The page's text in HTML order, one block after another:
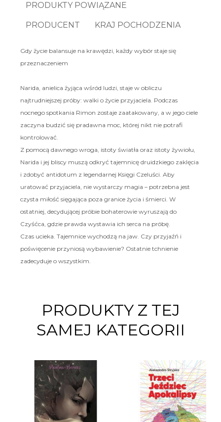
PRODUKTY POWIĄZANE
PRODUCENT KRAJ POCHODZENIA
Gdy życie balansuje na krawędzi, każdy wybór staje się
przeznaczeniem
Narida, anielica żyjąca wśród ludzi, staje w obliczu
najtrudniejszej próby: walki o życie przyjaciela. Podczas
nocnego spotkania Rimon zostaje zaatakowany, a w jego ciele
zaczyna budzić się pradawna moc, której nikt nie potrafi
kontrolować.
Z pomocą dawnego wroga, istoty światła oraz istoty żywiołu,
Narida i jej bliscy muszą odkryć tajemnicę druidzkiego zaklęcia
i zdobyć antidotum z legendarnej Księgi Czeluści. Aby
uratować przyjaciela, nie wystarczy magia – potrzebna jest
czysta miłość sięgająca poza granice życia i śmierci. W
ostatniej, decydującej próbie bohaterowie wyruszają do
Czyśćca, gdzie prawda wystawia ich serca na próbę.
Czas ucieka. Tajemnice wychodzą na jaw. Czy przyjaźń i
poświęcenie przyniosą wybawienie? Ostatnie tchnienie
zadecyduje o wszystkim.
PRODUKTY Z TEJ
SAMEJ KATEGORII